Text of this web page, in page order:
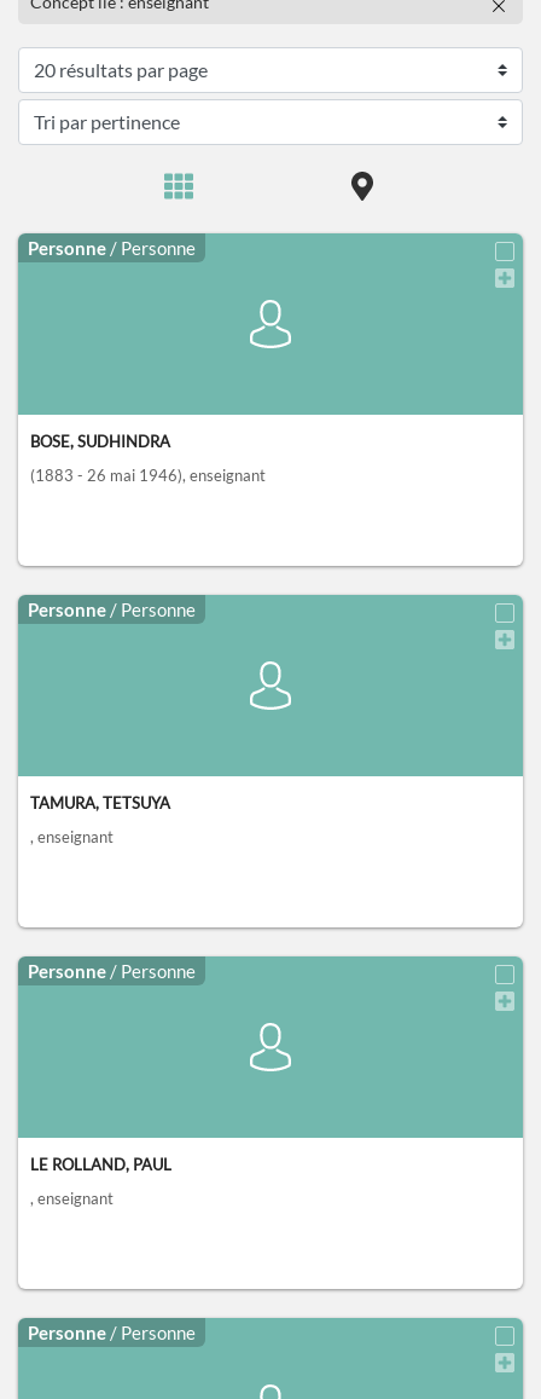
Personne / Personne
BOSE, SUDHINDRA
(1883 - 26 mai 1946), enseignant
Personne / Personne
TAMURA, TETSUYA
, enseignant
Personne / Personne
LE ROLLAND, PAUL
, enseignant
Personne / Personne